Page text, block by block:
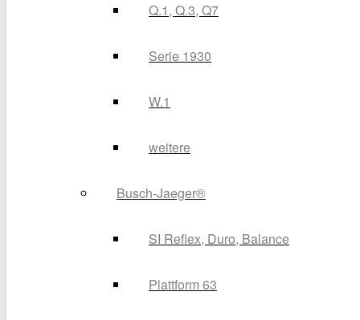
Q.1, Q.3, Q7
Serie 1930
W.1
weitere
Busch-Jaeger®
SI Reflex, Duro, Balance
Plattform 63